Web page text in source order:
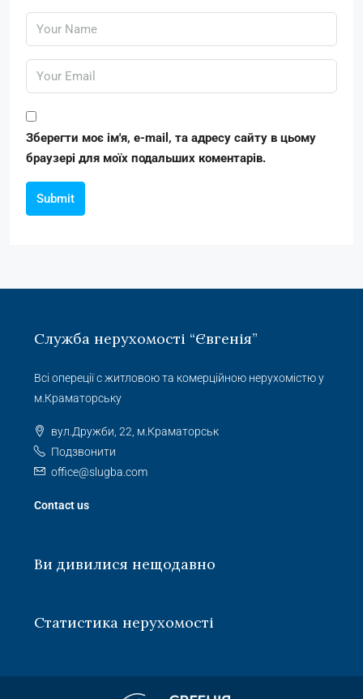
Зберегти моє ім'я, e-mail, та адресу сайту в цьому
браузері для моїх подальших коментарів.
Submit
Служба нерухомості “Євгенія”
Всі опереції с житловою та комерційною нерухомістю у
м.Краматорську
вул.Дружби, 22, м.Краматорськ
Подзвонити
office@slugba.com
Contact us
Ви дивилися нещодавно
Статистика нерухомості